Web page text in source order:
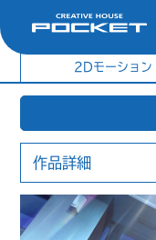
社内制作イラスト
2Dモーション
作品詳細